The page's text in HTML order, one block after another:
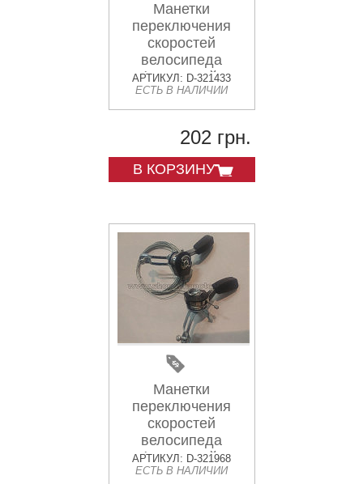
Манетки
переключения
скоростей
велосипеда
(алюминий,
поисковые) FM
АРТИКУЛ: D-321433
ЕСТЬ В НАЛИЧИИ
202 грн.
В КОРЗИНУ
Манетки
переключения
скоростей
велосипеда
(алюминий,
поисковые) KL-3
АРТИКУЛ: D-321968
ЕСТЬ В НАЛИЧИИ